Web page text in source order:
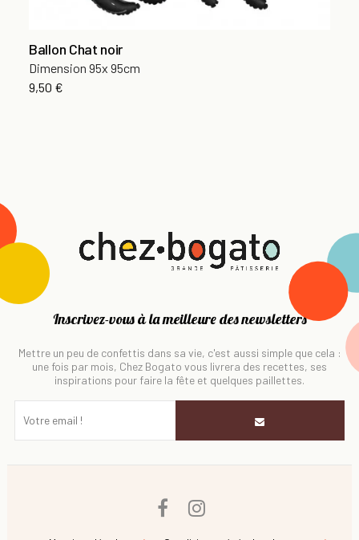
Ballon Chat noir
Dimension 95x 95cm
9,50 €
Inscrivez-vous à la meilleure des newsletters
Mettre un peu de confettis dans sa vie, c'est aussi simple que cela :
une fois par mois, Chez Bogato vous livrera des recettes, ses
inspirations pour faire la fête et quelques paillettes.
Facebook